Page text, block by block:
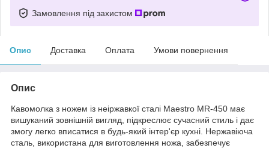
Замовлення під захистом
Опис Доставка Оплата Умови повернення
Опис
Кавомолка з ножем із неіржавкої сталі Maestro MR-450 має
вишуканий зовнішній вигляд, підкреслює сучасний стиль і дає
змогу легко вписатися в будь-який інтер'єр кухні. Нержавіюча
сталь, використана для виготовлення ножа, забезпечує